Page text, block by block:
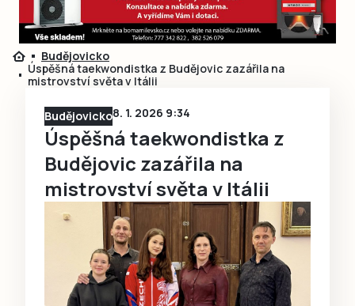
Přihlásit se
Přihlásit se přes Facebook
Čtenáři píší
Speciální přílohy
Budějovicko
Úspěšná taekwondistka z Budějovic zazářila na
mistrovství světa v Itálii
Budějovicko8. 1. 2026 9:34
Úspěšná taekwondistka z
Budějovic zazářila na
mistrovství světa v Itálii